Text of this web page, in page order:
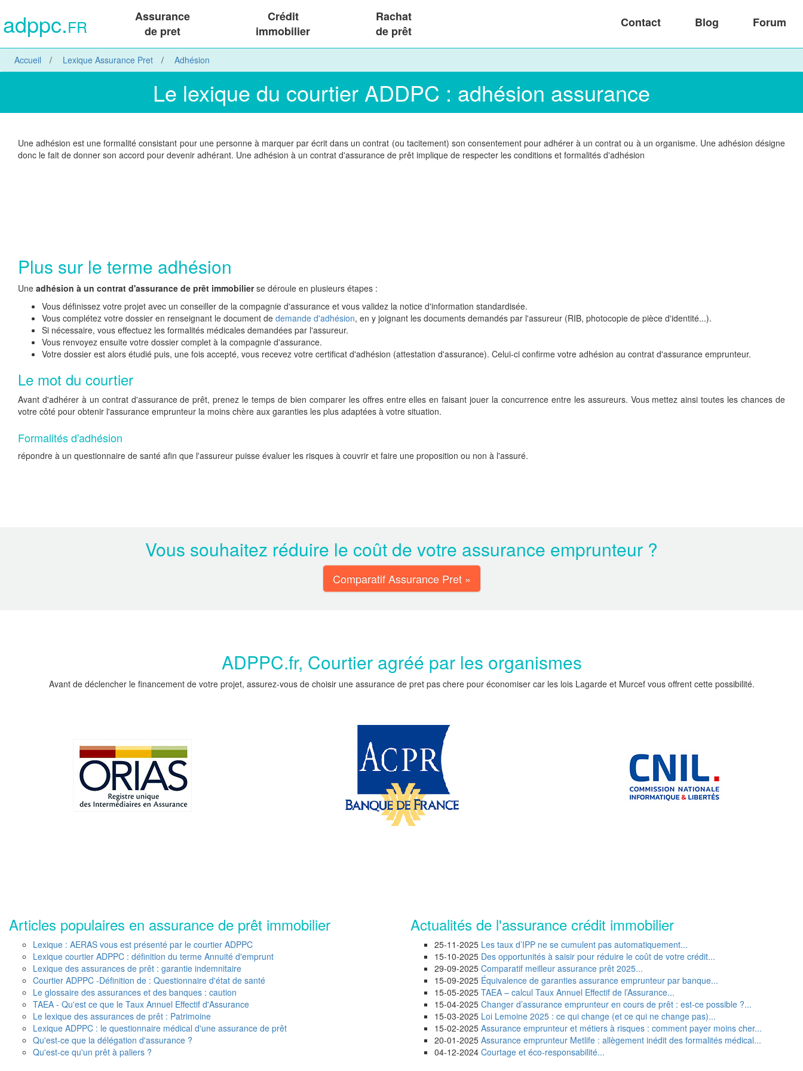
adppc.FR
Assurance
de pret
Crédit
immobilier
Rachat
de prêt
Contact Blog Forum
Accueil Lexique Assurance Pret Adhésion
Le lexique du courtier ADDPC : adhésion assurance
Une adhésion est une formalité consistant pour une personne à marquer par écrit dans un contrat (ou tacitement) son consentement pour adhérer à un contrat ou à un organisme. Une adhésion désigne
donc le fait de donner son accord pour devenir adhérant. Une adhésion à un contrat d'assurance de prêt implique de respecter les conditions et formalités d'adhésion
Plus sur le terme adhésion
Une adhésion à un contrat d'assurance de prêt immobilierse déroule en plusieurs étapes :
Vous définissez votre projet avec un conseiller de la compagnie d'assurance et vous validez la notice d'information standardisée.
Vous complétez votre dossier en renseignant le document de demande d'adhésion, en y joignant les documents demandés par l'assureur (RIB, photocopie de pièce d'identité...).
Si nécessaire, vous effectuez les formalités médicales demandées par l'assureur.
Vous renvoyez ensuite votre dossier complet à la compagnie d'assurance.
Votre dossier est alors étudié puis, une fois accepté, vous recevez votre certificat d'adhésion (attestation d'assurance). Celui-ci confirme votre adhésion au contrat d'assurance emprunteur.
Le mot du courtier
Avant d'adhérer à un contrat d'assurance de prêt, prenez le temps de bien comparer les offres entre elles en faisant jouer la concurrence entre les assureurs. Vous mettez ainsi toutes les chances de
votre côté pour obtenir l'assurance emprunteur la moins chère aux garanties les plus adaptées à votre situation.
Formalités d'adhésion
répondre à un questionnaire de santé afin que l'assureur puisse évaluer les risques à couvrir et faire une proposition ou non à l'assuré.
Vous souhaitez réduire le coût de votre assurance emprunteur ?
Comparatif Assurance Pret »
ADPPC.fr, Courtier agréé par les organismes
Avant de déclencher le financement de votre projet, assurez-vous de choisir une assurance de pret pas chere pour économiser car les lois Lagarde et Murcef vous offrent cette possibilité.
Articles populaires en assurance de prêt immobilier
Lexique : AERAS vous est présenté par le courtier ADPPC
Lexique courtier ADPPC : définition du terme Annuité d'emprunt
Lexique des assurances de prêt : garantie indemnitaire
Courtier ADPPC -Définition de : Questionnaire d'état de santé
Le glossaire des assurances et des banques : caution
TAEA - Qu'est ce que le Taux Annuel Effectif d'Assurance
Le lexique des assurances de prêt : Patrimoine
Lexique ADPPC : le questionnaire médical d'une assurance de prêt
Qu'est-ce que la délégation d'assurance ?
Qu'est-ce qu'un prêt à paliers ?
Actualités de l'assurance crédit immobilier
25-11-2025 Les taux d’IPP ne se cumulent pas automatiquement...
15-10-2025 Des opportunités à saisir pour réduire le coût de votre crédit...
29-09-2025 Comparatif meilleur assurance prêt 2025...
15-09-2025 Équivalence de garanties assurance emprunteur par banque...
15-05-2025 TAEA – calcul Taux Annuel Effectif de l’Assurance...
15-04-2025 Changer d’assurance emprunteur en cours de prêt : est-ce possible ?...
15-03-2025 Loi Lemoine 2025 : ce qui change (et ce qui ne change pas)...
15-02-2025 Assurance emprunteur et métiers à risques : comment payer moins cher...
20-01-2025 Assurance emprunteur Metlife : allègement inédit des formalités médical...
04-12-2024 Courtage et éco-responsabilité...